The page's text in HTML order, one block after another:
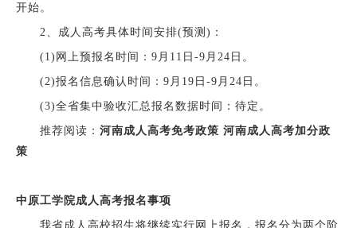
开始。
2、成人高考具体时间安排(预测)：
(1)网上预报名时间：9月11日-9月24日。
(2)报名信息确认时间：9月19日-9月24日。
(3)全省集中验收汇总报名数据时间：待定。
推荐阅读： 河南成人高考免考政策 河南成人高考加分政
策
中原工学院成人高考报名事项
我省成人高校招生将继续实行网上报名，报名分为两个阶